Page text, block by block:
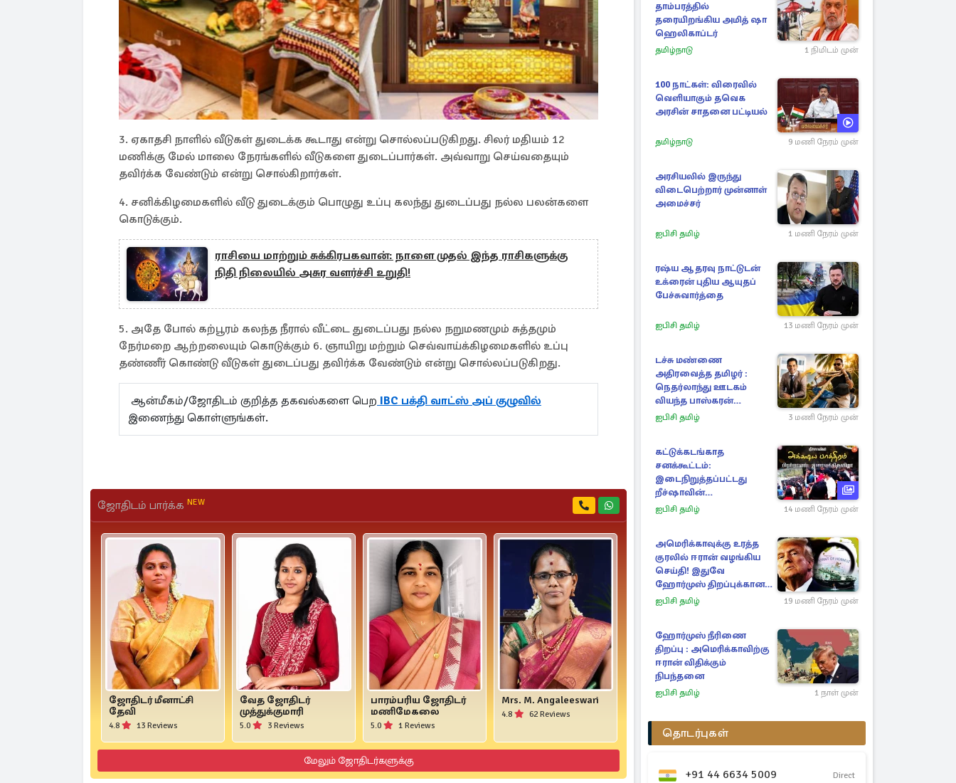
3. ஏகாதசி நாளில் வீடுகள் துடைக்க கூடாது என்று சொல்லப்படுகிறது. சிலர் மதியம் 12
மணிக்கு மேல் மாலை நேரங்களில் வீடுகளை துடைப்பார்கள். அவ்வாறு செய்வதையும்
தவிர்க்க வேண்டும் என்று சொல்கிறார்கள்.
4. சனிக்கிழமைகளில் வீடு துடைக்கும் பொழுது உப்பு கலந்து துடைப்பது நல்ல பலன்களை
கொடுக்கும்.
ராசியை மாற்றும் சுக்கிரபகவான்: நாளை முதல் இந்த ராசிகளுக்கு
நிதி நிலையில் அசுர வளர்ச்சி உறுதி!
5. அதே போல் கற்பூரம் கலந்த நீரால் வீட்டை துடைப்பது நல்ல நறுமணமும் சுத்தமும்
நேர்மறை ஆற்றலையும் கொடுக்கும் 6. ஞாயிறு மற்றும் செவ்வாய்க்கிழமைகளில் உப்பு
தண்ணீர் கொண்டு வீடுகள் துடைப்பது தவிர்க்க வேண்டும் என்று சொல்லப்படுகிறது.
ஆன்மீகம்/ஜோதிடம் குறித்த தகவல்களை பெற IBC பக்தி வாட்ஸ் அப் குழுவில்
இணைந்து கொள்ளுங்கள்.
ஜோதிடம் பார்க்க NEW
ஜோதிடர் மீனாட்சி
தேவி
4.8 13 Reviews
வேத ஜோதிடர்
முத்துக்குமாரி
5.0 3 Reviews
பாரம்பரிய ஜோதிடர்
மணிமேகலை
5.0 1 Reviews
Mrs. M. Angaleeswari
4.8 62 Reviews
மேலும் ஜோதிடர்களுக்கு
தாம்பரத்தில்
தரையிறங்கிய அமித் ஷா
ஹெலிகாப்டர்
தமிழ்நாடு 1 நிமிடம் முன்
100 நாட்கள்: விரைவில்
வெளியாகும் தவெக
அரசின் சாதனை பட்டியல்
தமிழ்நாடு 9 மணி நேரம் முன்
அரசியலில் இருந்து
விடைபெற்றார் முன்னாள்
அமைச்சர்
ஐபிசி தமிழ் 1 மணி நேரம் முன்
ரஷ்ய ஆதரவு நாட்டுடன்
உக்ரைன் புதிய ஆயுதப்
பேச்சுவார்த்தை
ஐபிசி தமிழ் 13 மணி நேரம் முன்
டச்சு மண்ணை
அதிரவைத்த தமிழர் :
நெதர்லாந்து ஊடகம்
வியந்த பாஸ்கரன்
கந்தையாவின் 5,445 கோடி
ஐபிசி தமிழ் 3 மணி நேரம் முன்
கட்டுக்கடங்காத
சனக்கூட்டம்:
இடைநிறுத்தப்பட்டது
றீச்ஷாவின்
உணவுத்திருவிழா!
ஐபிசி தமிழ் 14 மணி நேரம் முன்
அமெரிக்காவுக்கு உரத்த
குரலில் ஈரான் வழங்கிய
செய்தி! இதுவே
ஹோர்முஸ் திறப்புக்கான
நிபந்தனை
ஐபிசி தமிழ் 19 மணி நேரம் முன்
ஹோர்முஸ் நீரிணை
திறப்பு : அமெரிக்காவிற்கு
ஈரான் விதிக்கும்
நிபந்தனை
ஐபிசி தமிழ் 1 நாள் முன்
தொடர்புகள்
+91 44 6634 5009 Direct